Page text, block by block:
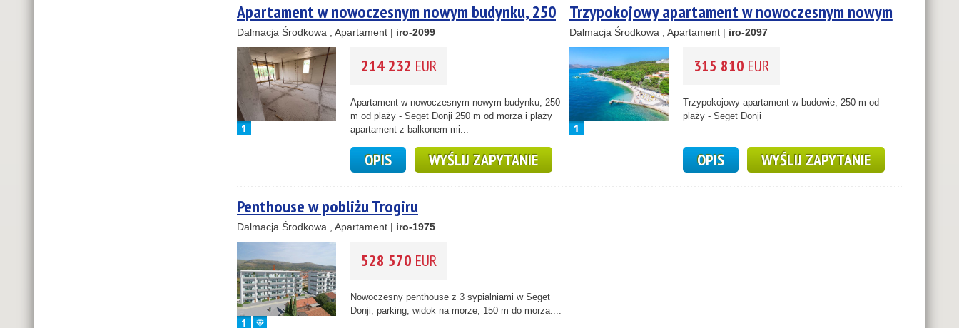
Apartament w nowoczesnym nowym budynku, 250
m od plaży - Seget Donji
Dalmacja Środkowa , Apartament | iro-2099
214 232 EUR
Apartament w nowoczesnym nowym budynku, 250
m od plaży - Seget Donji 250 m od morza i plaży
apartament z balkonem mi...
OPIS WYŚLIJ ZAPYTANIE
Trzypokojowy apartament w nowoczesnym nowym
budynku, 250 m od plaży - Seget Donji
Dalmacja Środkowa , Apartament | iro-2097
315 810 EUR
Trzypokojowy apartament w budowie, 250 m od
plaży - Seget Donji
OPIS WYŚLIJ ZAPYTANIE
Penthouse w pobliżu Trogiru
Dalmacja Środkowa , Apartament | iro-1975
528 570 EUR
Nowoczesny penthouse z 3 sypialniami w Seget
Donji, parking, widok na morze, 150 m do morza....